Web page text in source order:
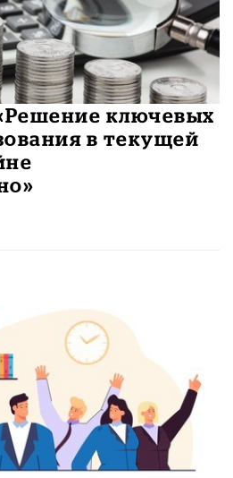
ключевых
в текущей